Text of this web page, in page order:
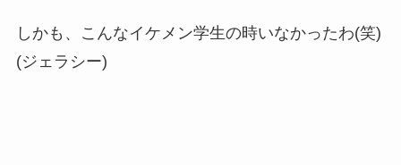
しかも、こんなイケメン学生の時いなかったわ(笑)
(ジェラシー)